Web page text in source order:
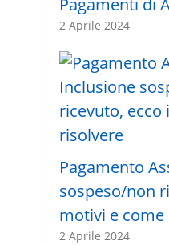
Pagamenti di
2 Aprile 2024
Pagamento
sospeso/non
motivi e
2 Aprile 2024